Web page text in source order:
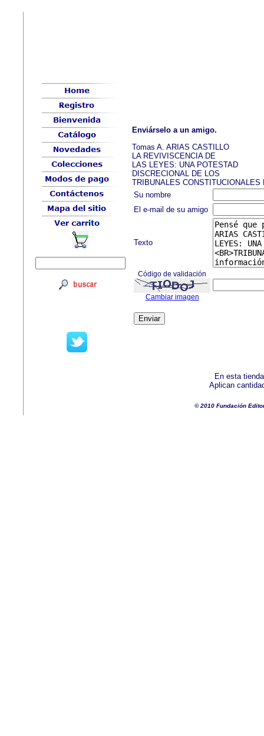
Enviárselo a un amigo.
Tomas A. ARIAS CASTILLO
LA REVIVISCENCIA DE
LAS LEYES: UNA POTESTAD
DISCRECIONAL DE LOS
TRIBUNALES CONSTITUCIONALES
Su nombre
El e-mail de su amigo
Texto
Código de validación
Cambiar imagen
En esta
Aplican
© 2010 Fundación